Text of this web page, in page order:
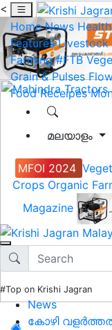
<
Home News
Features Livestock
Farming #FTB
Grain & Pulses
Food Receipes
മലയാളം
MFOI 2024
Crops Organic
Magazine
#Top on Krishi Jagran
News
കോഴി